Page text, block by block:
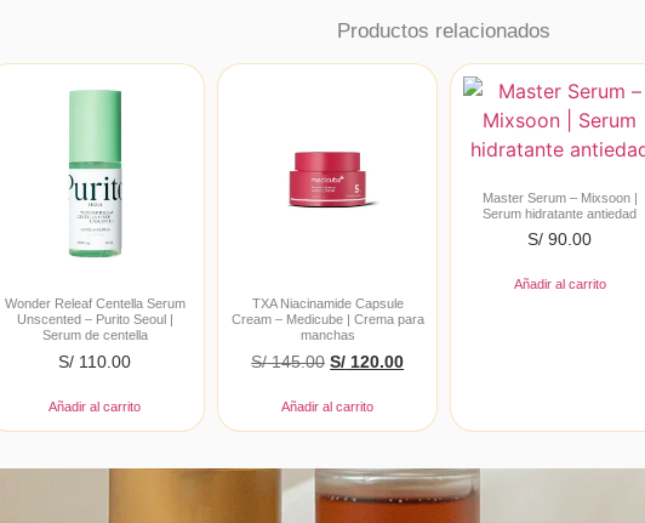
Productos relacionados
Wonder Releaf Centella Serum
Unscented – Purito Seoul |
Serum de centella
S/ 110.00
Añadir al carrito
TXA Niacinamide Capsule
Cream – Medicube | Crema para
manchas
S/145.00 S/ 120.00
Añadir al carrito
Master Serum – Mixsoon |
Serum hidratante antiedad
S/ 90.00
Añadir al carrito